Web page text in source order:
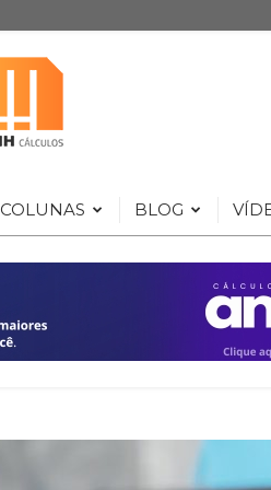
COLUNAS BLOG